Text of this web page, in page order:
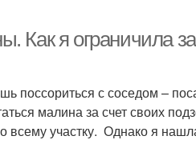
Как я ограничила
поссориться с соседом –
малина за счет своих
всему участку. Однако я